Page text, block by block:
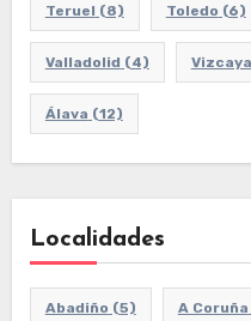
Teruel (8) Toledo (6)
Valladolid (4) Vizcaya
Álava (12)
Localidades
Abadiño (5) A Coruña